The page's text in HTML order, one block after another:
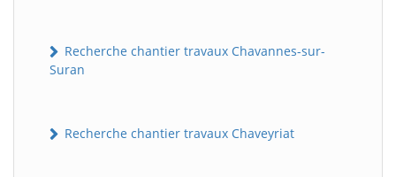
Recherche chantier travaux Chavannes-sur-
Suran
Recherche chantier travaux Chaveyriat